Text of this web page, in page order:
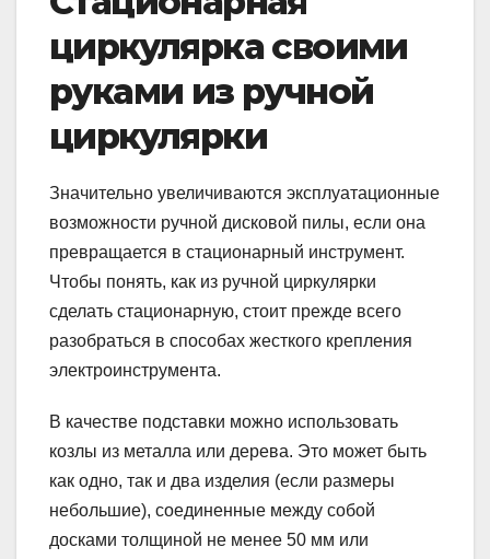
циркулярка своими
руками из ручной
циркулярки
Значительно увеличиваются эксплуатационные
возможности ручной дисковой пилы, если она
превращается в стационарный инструмент.
Чтобы понять, как из ручной циркулярки
сделать стационарную, стоит прежде всего
разобраться в способах жесткого крепления
электроинструмента.
В качестве подставки можно использовать
козлы из металла или дерева. Это может быть
как одно, так и два изделия (если размеры
небольшие), соединенные между собой
досками толщиной не менее 50 мм или